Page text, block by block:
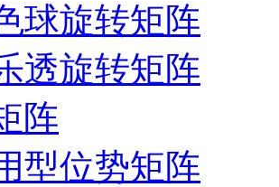
球旋转矩阵
透旋转矩阵
阵
型位势矩阵